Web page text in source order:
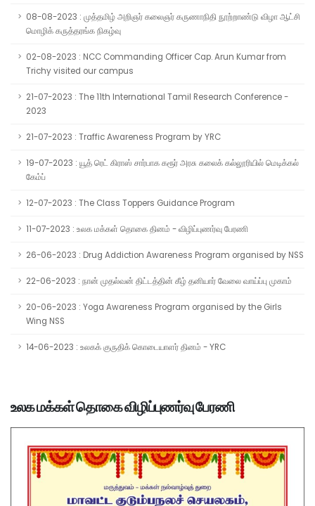
08-08-2023 : முத்தமிழ் அறிஞர் கலைஞர் கருணாநிதி நூற்றாண்டு விழா ஆட்சி
மொழிக் கருத்தரங்க நிகழ்வு
02-08-2023 : NCC Commanding Officer Cap. Arun Kumar from
Trichy visited our campus
21-07-2023 : The 11th International Tamil Research Conference -
2023
21-07-2023 : Traffic Awareness Program by YRC
19-07-2023 : யூத் ரெட் கிராஸ் சார்பாக கரூர் அரசு கலைக் கல்லூரியில் மெடிக்கல்
கேம்ப்
12-07-2023 : The Class Toppers Guidance Program
11-07-2023 : உலக மக்கள் தொகை தினம் - விழிப்புணர்வு பேரணி
26-06-2023 : Drug Addiction Awareness Program organised by NSS
22-06-2023 : நான் முதல்வன் திட்டத்தின் கீழ் தனியார் வேலை வாய்ப்பு முகாம்
20-06-2023 : Yoga Awareness Program organised by the Girls
Wing NSS
14-06-2023 : உலகக் குருதிக் கொடையாளர் தினம் - YRC
உலக மக்கள் தொகை விழிப்புணர்வு பேரணி